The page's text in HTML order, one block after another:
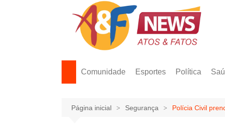
Comunidade Esportes Política
Página inicial Segurança Polícia Civil